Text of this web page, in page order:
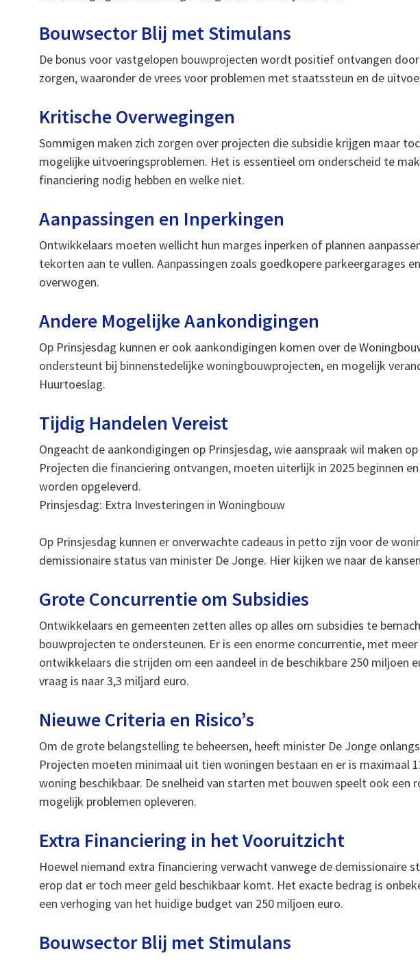
Bouwsector Blij met Stimulans
De bonus voor vastgelopen bouwprojecten wordt positief ontvangen
zorgen, waaronder de vrees voor problemen met staatssteun en de
Kritische Overwegingen
Sommigen maken zich zorgen over projecten die subsidie krijgen maar
mogelijke uitvoeringsproblemen. Het is essentieel om onderscheid te
financiering nodig hebben en welke niet.
Aanpassingen en Inperkingen
Ontwikkelaars moeten wellicht hun marges inperken of plannen
tekorten aan te vullen. Aanpassingen zoals goedkopere parkeergarages
overwogen.
Andere Mogelijke Aankondigingen
Op Prinsjesdag kunnen er ook aankondigingen komen over de
ondersteunt bij binnenstedelijke woningbouwprojecten, en mogelijk
Huurtoeslag.
Tijdig Handelen Vereist
Ongeacht de aankondigingen op Prinsjesdag, wie aanspraak wil maken
Projecten die financiering ontvangen, moeten uiterlijk in 2025 beginnen
worden opgeleverd.
Prinsjesdag: Extra Investeringen in Woningbouw
Op Prinsjesdag kunnen er onverwachte cadeaus in petto zijn voor de
demissionaire status van minister De Jonge. Hier kijken we naar de
Grote Concurrentie om Subsidies
Ontwikkelaars en gemeenten zetten alles op alles om subsidies te
bouwprojecten te ondersteunen. Er is een enorme concurrentie, met
ontwikkelaars die strijden om een aandeel in de beschikbare 250 miljoen
vraag is naar 3,3 miljard euro.
Nieuwe Criteria en Risico’s
Om de grote belangstelling te beheersen, heeft minister De Jonge
Projecten moeten minimaal uit tien woningen bestaan en er is maximaal
woning beschikbaar. De snelheid van starten met bouwen speelt ook een
mogelijk problemen opleveren.
Extra Financiering in het Vooruitzicht
Hoewel niemand extra financiering verwacht vanwege de demissionaire
erop dat er toch meer geld beschikbaar komt. Het exacte bedrag is
een verhoging van het huidige budget van 250 miljoen euro.
Bouwsector Blij met Stimulans